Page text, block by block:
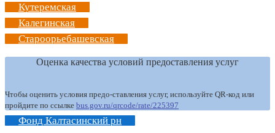
Кутеремская
Калегинская
Староорьебашевская
Оценка качества условий предоставления услуг
Чтобы оценить условия предо-ставления услуг, используйте QR-код или
пройдите по ссылке bus.gov.ru/qrcode/rate/225397
Фонд Калтасинский рн